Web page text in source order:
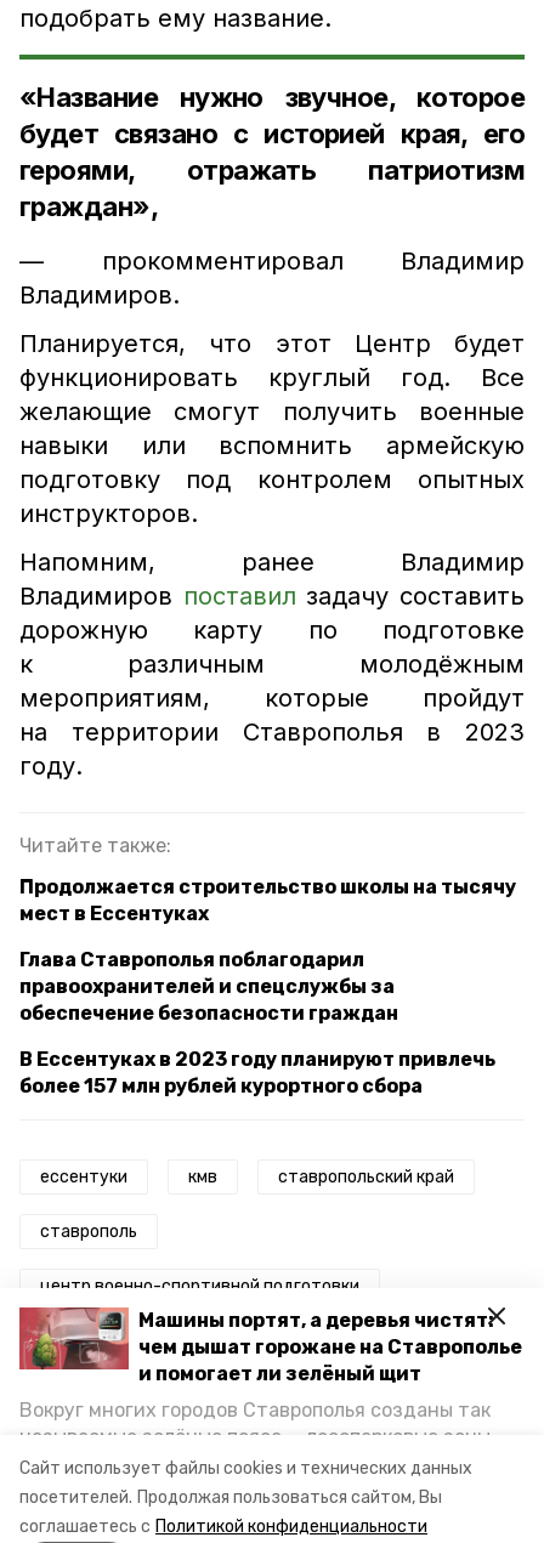
Сайт использует файлы cookies и технических данных
посетителей. Продолжая пользоваться сайтом, Вы
соглашаетесь с Политикой конфиденциальности
Машины портят, а деревья чистят:
чем дышат горожане на Ставрополье
и помогает ли зелёный щит
Вокруг многих городов Ставрополья созданы так
называемые зелёные пояса — лесопарковые зоны,
снижающие негативное воздействие выхлопных
газов на атмосферу. Справляются ли они с
постоянно растущим потоком автотранспорта и
подобрать ему название.
«Название нужно звучное, которое
будет связано с историей края, его
героями, отражать патриотизм
граждан»,
— прокомментировал Владимир
Владимиров.
Планируется, что этот Центр будет
функционировать круглый год. Все
желающие смогут получить военные
навыки или вспомнить армейскую
подготовку под контролем опытных
инструкторов.
Напомним, ранее Владимир
Владимиров поставил задачу составить
дорожную карту по подготовке
к различным молодёжным
мероприятиям, которые пройдут
на территории Ставрополья в 2023
году.
Читайте также:
Продолжается строительство школы на тысячу
мест в Ессентуках
Глава Ставрополья поблагодарил
правоохранителей и спецслужбы за
обеспечение безопасности граждан
В Ессентуках в 2023 году планируют привлечь
более 157 млн рублей курортного сбора
ессентуки кмв ставропольский край
ставрополь
центр военно-спортивной подготовки
губернатор губернатор владимир владимиров
губернатор ставрополья